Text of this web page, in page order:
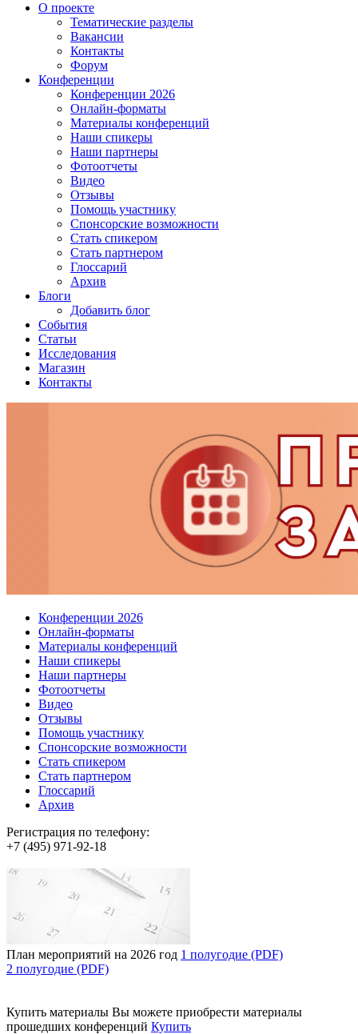
О проекте
Тематические разделы
Вакансии
Контакты
Форум
Конференции
Конференции 2026
Онлайн-форматы
Материалы конференций
Наши спикеры
Наши партнеры
Фотоотчеты
Видео
Отзывы
Помощь участнику
Спонсорские возможности
Стать спикером
Стать партнером
Глоссарий
Архив
Блоги
Добавить блог
События
Статьи
Исследования
Магазин
Контакты
Конференции 2026
Онлайн-форматы
Материалы конференций
Наши спикеры
Наши партнеры
Фотоотчеты
Видео
Отзывы
Помощь участнику
Спонсорские возможности
Стать спикером
Стать партнером
Глоссарий
Архив
Регистрация по телефону:
+7 (495) 971-92-18
План мероприятий на 2026 год 1 полугодие (PDF)
2 полугодие (PDF)
Купить материалы Вы можете приобрести материалы
прошедших конференций Купить